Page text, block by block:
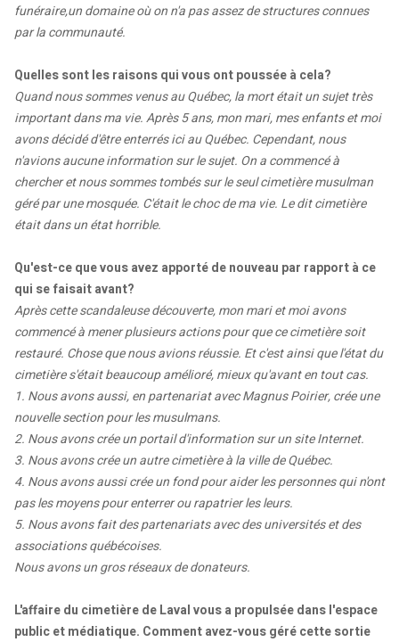
funéraire,un domaine où on n'a pas assez de structures connues
par la communauté.
Quelles sont les raisons qui vous ont poussée à cela?
Quand nous sommes venus au Québec, la mort était un sujet très
important dans ma vie. Après 5 ans, mon mari, mes enfants et moi
avons décidé d'être enterrés ici au Québec. Cependant, nous
n'avions aucune information sur le sujet. On a commencé à
chercher et nous sommes tombés sur le seul cimetière musulman
géré par une mosquée. C'était le choc de ma vie. Le dit cimetière
était dans un état horrible.
Qu'est-ce que vous avez apporté de nouveau par rapport à ce
qui se faisait avant?
Après cette scandaleuse découverte, mon mari et moi avons
commencé à mener plusieurs actions pour que ce cimetière soit
restauré. Chose que nous avions réussie. Et c'est ainsi que l'état du
cimetière s'était beaucoup amélioré, mieux qu'avant en tout cas.
1. Nous avons aussi, en partenariat avec Magnus Poirier, crée une
nouvelle section pour les musulmans.
2. Nous avons crée un portail d'information sur un site Internet.
3. Nous avons crée un autre cimetière à la ville de Québec.
4. Nous avons aussi crée un fond pour aider les personnes qui n'ont
pas les moyens pour enterrer ou rapatrier les leurs.
5. Nous avons fait des partenariats avec des universités et des
associations québécoises.
Nous avons un gros réseaux de donateurs.
L'affaire du cimetière de Laval vous a propulsée dans l'espace
public et médiatique. Comment avez-vous géré cette sortie